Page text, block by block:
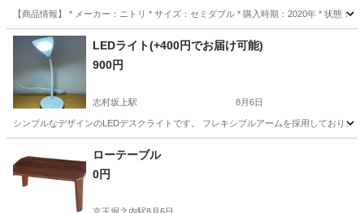
【商品情報】 * メーカー：ニトリ * サイズ：セミダブル * 購入時期：2020年 * 状
東京 大田区 矢口渡駅 ベッド
LEDライト(+400円でお届け可能)
900円
志村坂上駅 8月6日
シンプルなデザインのLEDデスクライトです。 フレキシブルアームを採用しており
志村坂上駅
ローテーブル
0円